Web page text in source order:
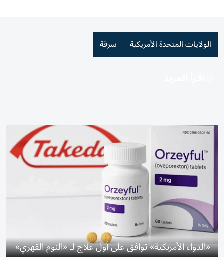
الولايات المتحدة الأمريكية سرقة
«الدواء الأمريكية» توافق على أول علاج لـ «النوم القهري»